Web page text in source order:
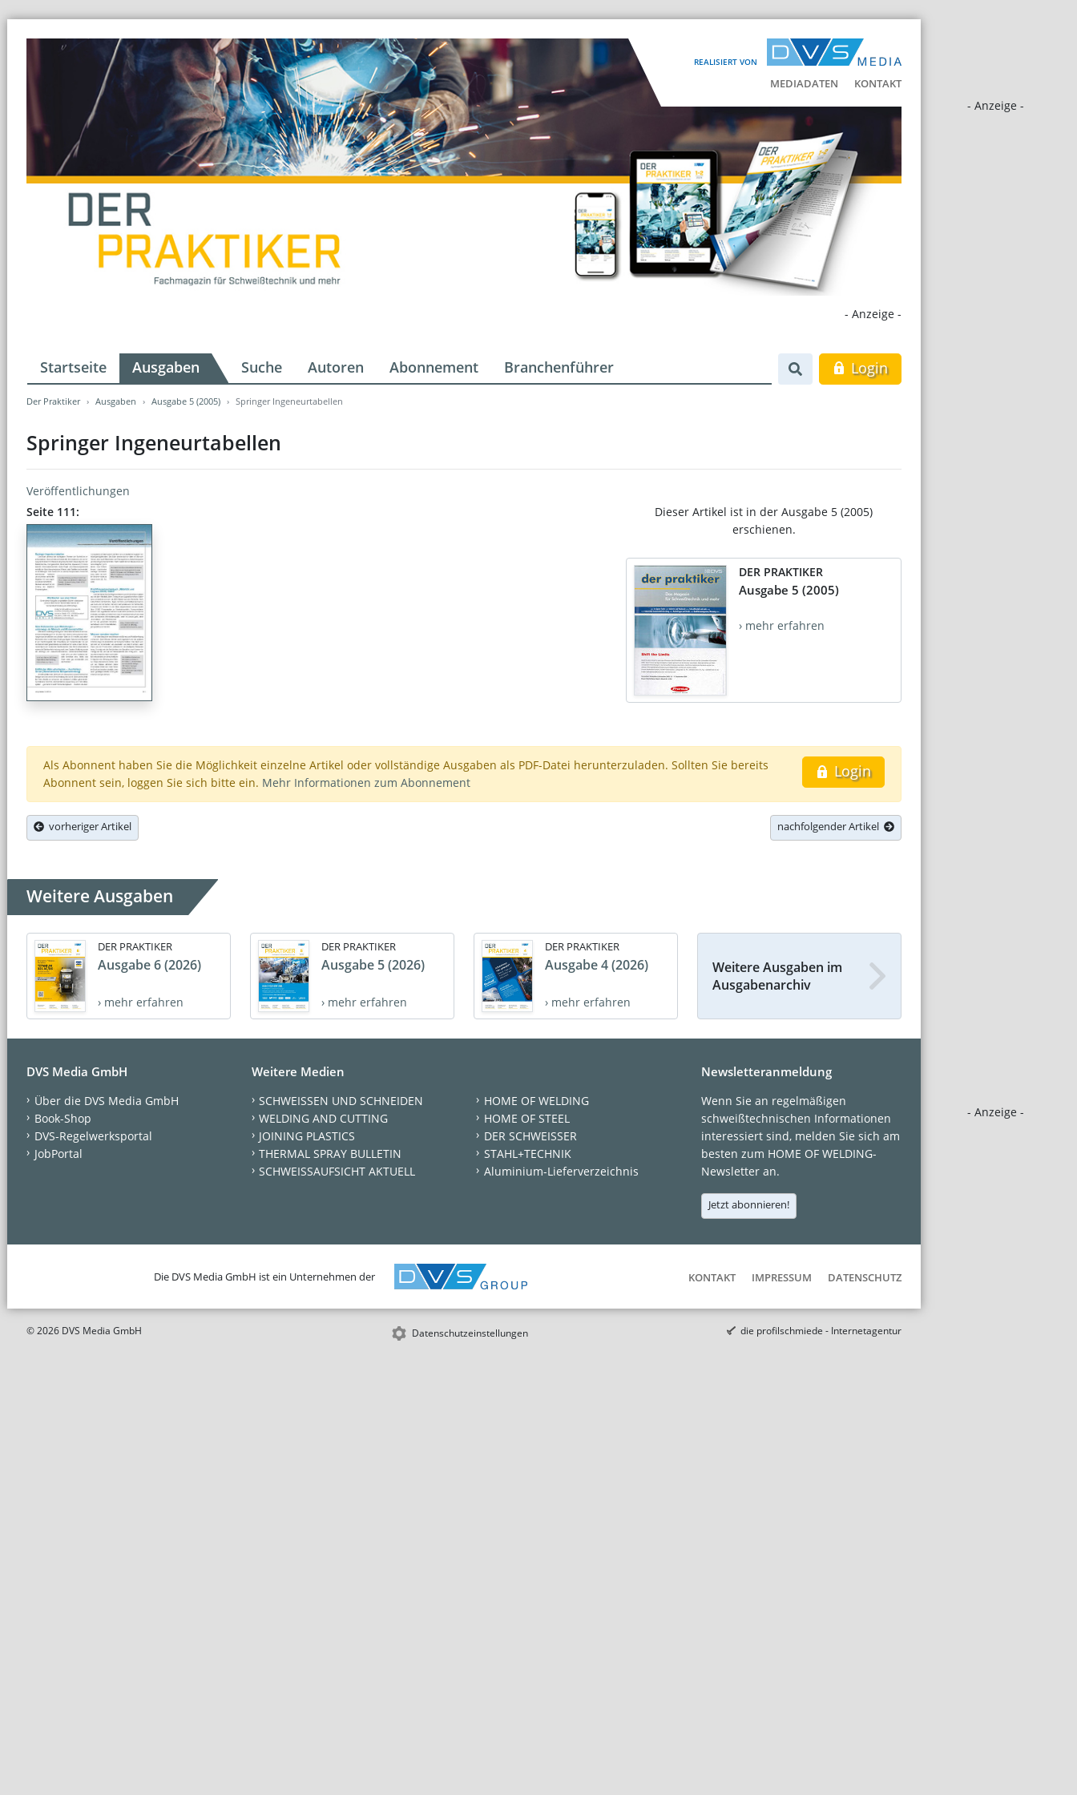
REALISIERT VON
MEDIADATEN KONTAKT
- Anzeige -
- Anzeige -
- Anzeige -
Startseite Ausgaben Suche Autoren Abonnement Branchenführer Login
Der Praktiker Ausgaben Ausgabe 5 (2005) Springer Ingeneurtabellen
Springer Ingeneurtabellen
Veröffentlichungen
Seite 111:
Dieser Artikel ist in der Ausgabe 5 (2005)
erschienen.
DER PRAKTIKER
Ausgabe 5 (2005)
› mehr erfahren
Login
Als Abonnent haben Sie die Möglichkeit einzelne Artikel oder vollständige Ausgaben als PDF-Datei herunterzuladen. Sollten Sie bereits
Abonnent sein, loggen Sie sich bitte ein. Mehr Informationen zum Abonnement
vorheriger Artikel nachfolgender Artikel
Weitere Ausgaben
DER PRAKTIKER
Ausgabe 6 (2026)
› mehr erfahren
DER PRAKTIKER
Ausgabe 5 (2026)
› mehr erfahren
DER PRAKTIKER
Ausgabe 4 (2026)
› mehr erfahren
Weitere Ausgaben im
Ausgabenarchiv
DVS Media GmbH
Über die DVS Media GmbH
Book-Shop
DVS-Regelwerksportal
JobPortal
Weitere Medien
SCHWEISSEN UND SCHNEIDEN
WELDING AND CUTTING
JOINING PLASTICS
THERMAL SPRAY BULLETIN
SCHWEISSAUFSICHT AKTUELL
HOME OF WELDING
HOME OF STEEL
DER SCHWEISSER
STAHL+TECHNIK
Aluminium-Lieferverzeichnis
Newsletteranmeldung
Wenn Sie an regelmäßigen
schweißtechnischen Informationen
interessiert sind, melden Sie sich am
besten zum HOME OF WELDING-
Newsletter an.
Jetzt abonnieren!
Die DVS Media GmbH ist ein Unternehmen der KONTAKT IMPRESSUM DATENSCHUTZ
© 2026 DVS Media GmbH Datenschutzeinstellungen die profilschmiede - Internetagentur